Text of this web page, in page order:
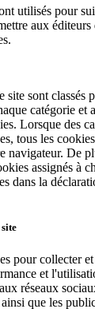
utilisés pour
aux
site sont classés
catégorie et
Lorsque des
tous les
navigateur. De
assignés à
dans la
pour collecter et
et
réseaux
que les